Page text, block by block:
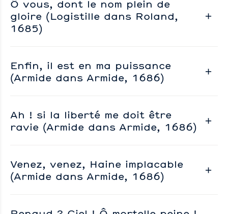
Ô vous, dont le nom plein de
gloire (Logistille dans Roland,
1685)
Enfin, il est en ma puissance
(Armide dans Armide, 1686)
Ah ! si la liberté me doit être
ravie (Armide dans Armide, 1686)
Venez, venez, Haine implacable
(Armide dans Armide, 1686)